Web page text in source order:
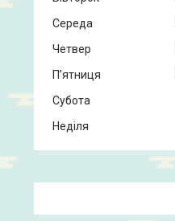
Середа
Четвер
Пʼятниця
Субота
Неділя